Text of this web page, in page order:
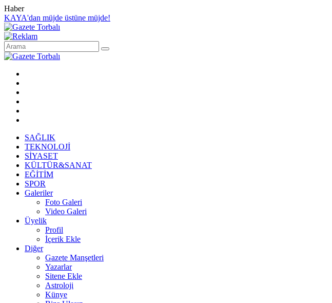
Haber
KAYA'dan müjde üstüne müjde!
SAĞLIK
TEKNOLOJİ
SİYASET
KÜLTÜR&SANAT
EĞİTİM
SPOR
Galeriler
Foto Galeri
Video Galeri
Üyelik
Profil
İçerik Ekle
Diğer
Gazete Manşetleri
Yazarlar
Sitene Ekle
Astroloji
Künye